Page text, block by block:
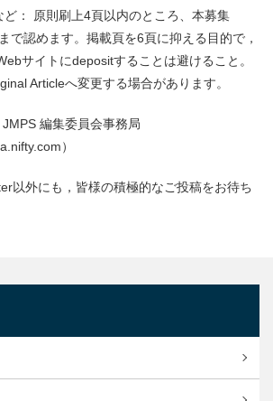
： 原則刷上4頁以内のところ、本募集
で認めます。掲載頁を6頁に抑える目的で，
サイトにdepositすることは避けること。
Articleへ変更する場合があります。
編集委員会事務局
）
以外にも，皆様の積極的なご投稿をお待ち